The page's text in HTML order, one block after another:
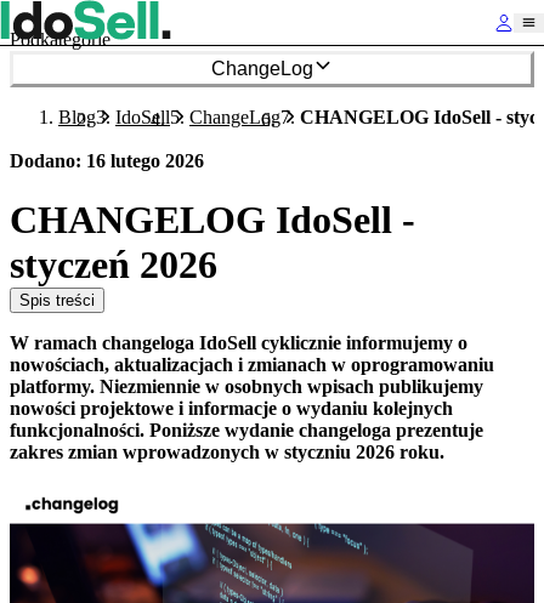
Podkategorie
ChangeLog
Blog IdoSell ChangeLog CHANGELOG IdoSell -
Dodano: 16 lutego 2026
CHANGELOG IdoSell -
styczeń 2026
Spis treści
W ramach changeloga IdoSell cyklicznie informujemy o
nowościach, aktualizacjach i zmianach w oprogramowaniu
platformy. Niezmiennie w osobnych wpisach publikujemy
nowości projektowe i informacje o wydaniu kolejnych
funkcjonalności. Poniższe wydanie changeloga prezentuje
zakres zmian wprowadzonych w styczniu 2026 roku.